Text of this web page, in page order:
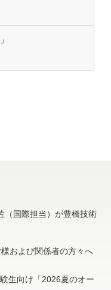
（国際担当）が豊橋技術
および関係者の方々へ
生向け「2026夏のオー